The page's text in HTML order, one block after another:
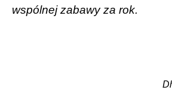
wspólnej zabawy za rok.